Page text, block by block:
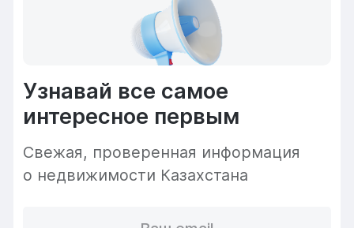
Узнавай все самое
интересное первым
Cвежая, проверенная информация
о недвижимости Казахстана